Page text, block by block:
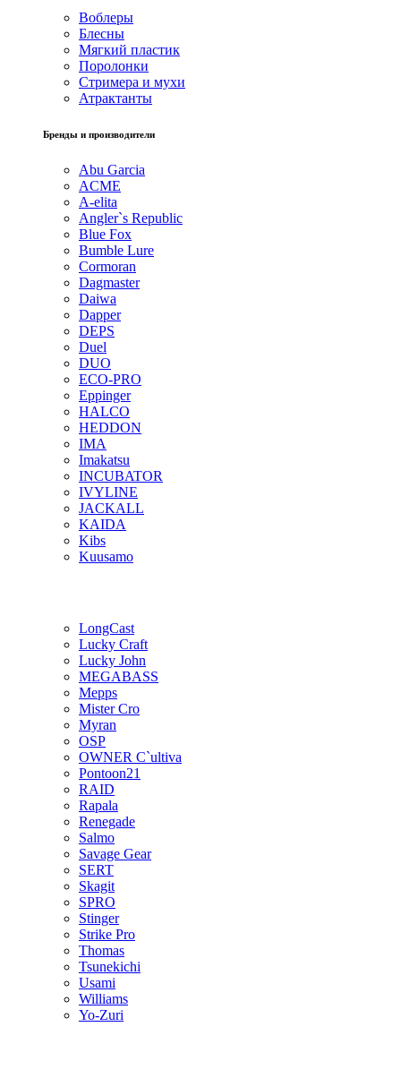
Воблеры
Блесны
Мягкий пластик
Поролонки
Стримера и мухи
Атрактанты
Бренды и производители
Abu Garcia
ACME
A-elita
Angler`s Republic
Blue Fox
Bumble Lure
Cormoran
Dagmaster
Daiwa
Dapper
DEPS
Duel
DUO
ECO-PRO
Eppinger
HALCO
HEDDON
IMA
Imakatsu
INCUBATOR
IVYLINE
JACKALL
KAIDA
Kibs
Kuusamo
LongCast
Lucky Craft
Lucky John
MEGABASS
Mepps
Mister Cro
Myran
OSP
OWNER C`ultiva
Pontoon21
RAID
Rapala
Renegade
Salmo
Savage Gear
SERT
Skagit
SPRO
Stinger
Strike Pro
Thomas
Tsunekichi
Usami
Williams
Yo-Zuri